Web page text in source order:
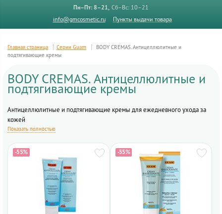
Пн–Пт: 8–21
Сб–Вс: 10–21
info@gmcosmetic.ru
Пункты выдачи товара
Главная страница Серии Guam
BODY CREMAS. Антицеллюлитные и
подтягивающие кремы
BODY CREMAS. Антицеллюлитные и
подтягивающие кремы
Антицеллюлитные и подтягивающие кремы для ежедневного ухода за
кожей
Показать полностью
-55% -55%